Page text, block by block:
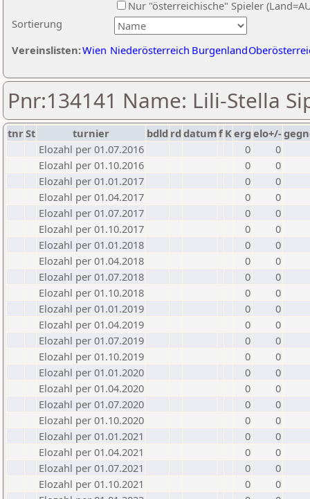
Sortierung
Nur "österreichische" Spieler
Vereinslisten:Wien Niederösterreich Burgenland
Pnr:134141 Name: Lili-Stella
tnrSt turnier bdld rd datumf Kerg elo+/-
Elozahl per 01.07.2016
0
0
Elozahl per 01.10.2016
0
0
Elozahl per 01.01.2017
0
0
Elozahl per 01.04.2017
0
0
Elozahl per 01.07.2017
0
0
Elozahl per 01.10.2017
0
0
Elozahl per 01.01.2018
0
0
Elozahl per 01.04.2018
0
0
Elozahl per 01.07.2018
0
0
Elozahl per 01.10.2018
0
0
Elozahl per 01.01.2019
0
0
Elozahl per 01.04.2019
0
0
Elozahl per 01.07.2019
0
0
Elozahl per 01.10.2019
0
0
Elozahl per 01.01.2020
0
0
Elozahl per 01.04.2020
0
0
Elozahl per 01.07.2020
0
0
Elozahl per 01.10.2020
0
0
Elozahl per 01.01.2021
0
0
Elozahl per 01.04.2021
0
0
Elozahl per 01.07.2021
0
0
Elozahl per 01.10.2021
0
0